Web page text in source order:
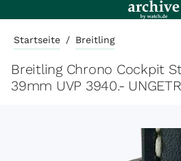
Startseite / Breitling
Breitling Chrono Cockpit
39mm UVP 3940.-